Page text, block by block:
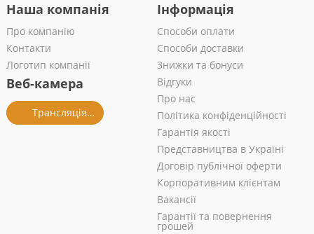
Наша компанія
Про компанію
Контакти
Логотип компанії
Веб-камера
Трансляція із салону
Інформація
Способи оплати
Способи доставки
Знижки та бонуси
Відгуки
Про нас
Політика конфіденційності
Гарантія якості
Представництва в Україні
Договір публічної оферти
Корпоративним клієнтам
Вакансії
Гарантії та повернення
грошей